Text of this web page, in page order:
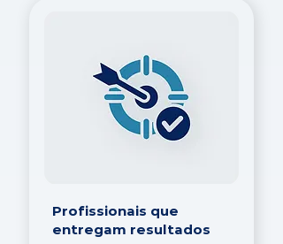
Profissionais que
entregam resultados